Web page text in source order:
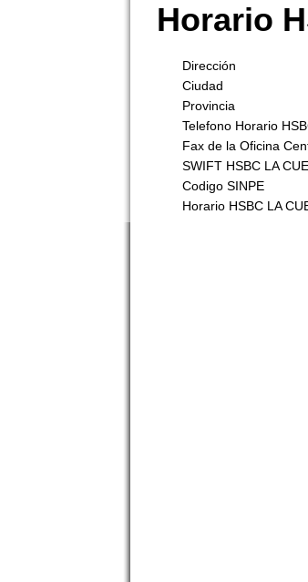
Horario
Dirección
Ciudad
Provincia
Telefono Horario
Fax de la Oficina
SWIFT HSBC LA
Codigo SINPE
Horario HSBC LA